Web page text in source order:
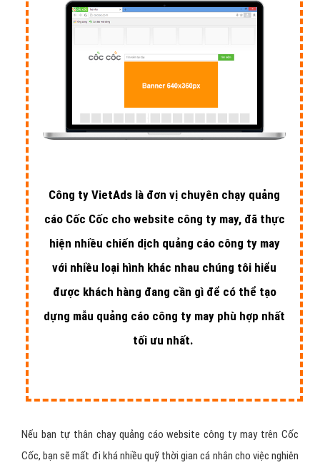
Công ty VietAds là đơn vị chuyên chạy quảng
cáo Cốc Cốc cho website công ty may, đã thực
hiện nhiều chiến dịch quảng cáo công ty may
với nhiều loại hình khác nhau chúng tôi hiểu
được khách hàng đang cần gì để có thể tạo
dựng mẫu quảng cáo công ty may phù hợp nhất
tối ưu nhất.
Nếu bạn tự thân chạy quảng cáo website công ty may trên Cốc
Cốc, bạn sẽ mất đi khá nhiều quỹ thời gian cá nhân cho việc nghiên